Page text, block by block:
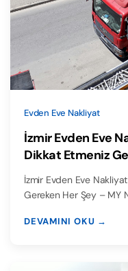
Evden Eve Nakliyat
İzmir Evden Eve
Dikkat Etmeniz
İzmir Evden Eve
Gereken Her Şey – MY
DEVAMINI OKU →